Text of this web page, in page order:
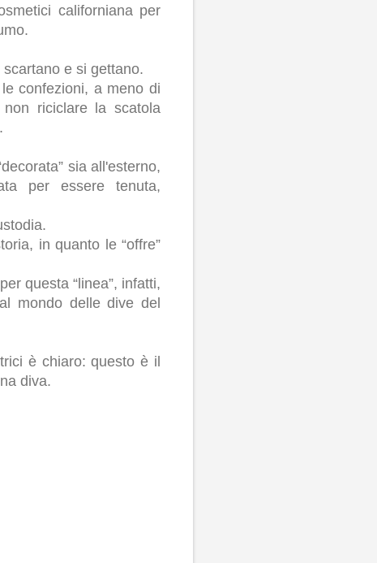
californiana per
e si gettano.
confezioni, a meno di
riciclare la scatola
sia all'esterno,
per essere tenuta,
in quanto le “offre”
questa “linea”, infatti,
mondo delle dive del
è chiaro: questo è il
diva.